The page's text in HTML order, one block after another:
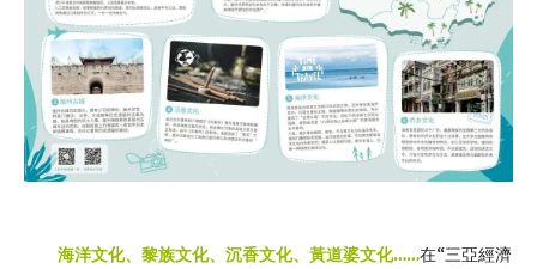
海洋文化、黎族文化、沉香文化、黃道婆文化……在“三亞經濟